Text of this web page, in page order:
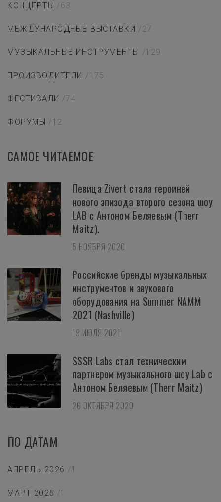
КОНЦЕРТЫ /63
МЕЖДУНАРОДНЫЕ ВЫСТАВКИ /27
МУЗЫКАЛЬНЫЕ ИНСТРУМЕНТЫ /129
ПРОИЗВОДИТЕЛИ /175
ФЕСТИВАЛИ /74
ФОРУМЫ /12
САМОЕ ЧИТАЕМОЕ
Певица Zivert стала героиней
нового эпизода второго сезона шоу
LAB с Антоном Беляевым (Therr
Maitz).
5 НОЯБРЯ 2020
Российские бренды музыкальных
инструментов и звукового
оборудования на Summer NAMM
2021 (Nashville)
19 ИЮЛЯ 2021
SSSR Labs стал техническим
партнером музыкального шоу Lab с
Антоном Беляевым (Therr Maitz)
26 ОКТЯБРЯ 2020
ПО ДАТАМ
АПРЕЛЬ 2026 /1
МАРТ 2026 /1